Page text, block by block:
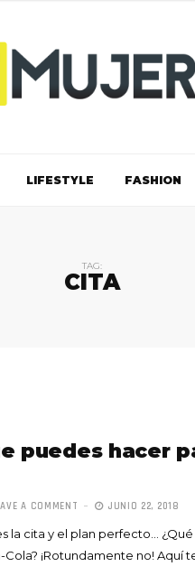
LIFESTYLE FASHION
TAG:
CITA
puedes hacer
A COMMENT JUNIO 22, 2018
la cita y el plan perfecto… ¿Qué
Cola? ¡Rotundamente no! Aquí
Totó la